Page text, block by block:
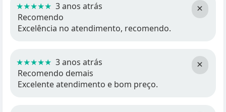
×
★★★★★ 3 anos atrás
Recomendo
Excelência no atendimento, recomendo.
×
★★★★★ 3 anos atrás
Recomendo demais
Excelente atendimento e bom preço.